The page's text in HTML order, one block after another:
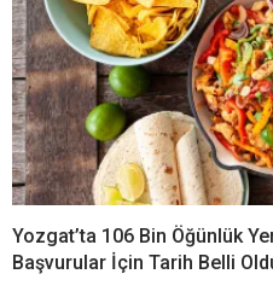
Yozgat’ta 106 Bin Öğünlük
Başvurular İçin Tarih Belli